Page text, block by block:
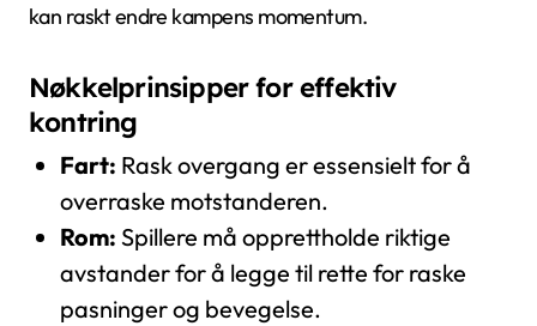
kan raskt endre kampens momentum.
Nøkkelprinsipper for effektiv
kontring
Fart: Rask overgang er essensielt for å
overraske motstanderen.
Rom: Spillere må opprettholde riktige
avstander for å legge til rette for raske
pasninger og bevegelse.